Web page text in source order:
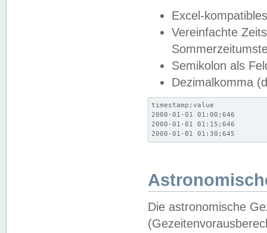
Excel-
Vereinfachte
Semikolon als
Dezimalkomma
timestamp;value
2000-01-01 01:00;646
2000-01-01 01:15;646
2000-01-01 01:30;645
Die astronomische